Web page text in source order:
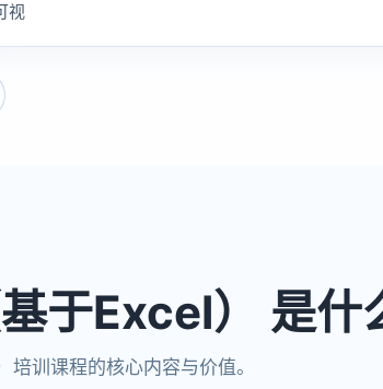
视
于Excel） 是什
训课程的核心内容与价值。